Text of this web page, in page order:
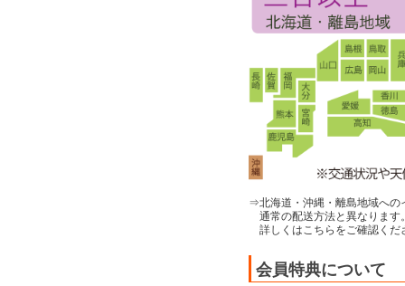
⇒北海道・沖縄・離島地域への
通常の配送方法と異なります
詳しくはこちらをご確認くだ
会員特典について